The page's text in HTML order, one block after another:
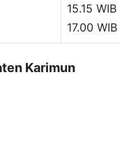
15.15 WIB
17.00 WIB
Karimun